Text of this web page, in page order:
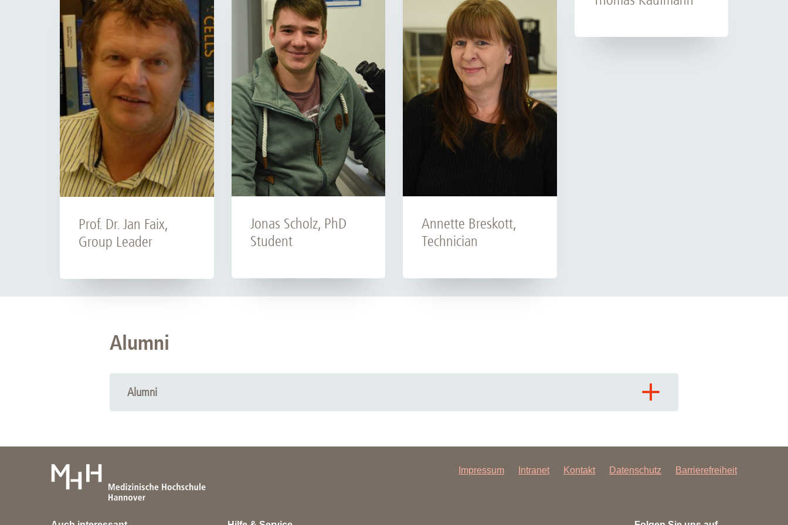
Zentrale Forschungseinrichtung Elektronenmikroskopie
Akademische Karriereentwicklung
Ansprechpersonen
Hannover Biomedical Research School (HBRS)
Für Postdoktorand:innen
Für Ärzt:innen
Forschungsdatenpolicy
Forschungsinformationssystem
Dekanin für Forschung und Transfer und
Forschungskommission
Gute wissenschaftliche Praxis
GWP-Kommission
Ombudswesen und Ombudsperson
Forschung - Wissen - Translation - Transfer
Partner:innen & Netzwerke
Für Lebenswissenschaftler:innen
Für Partner:innen & Investor:innen
Für Startups und Gründer:innen
Prof. Dr. Jan Faix,
Group Leader
Jonas Scholz, PhD
Student
Annette Breskott,
Technician
Alumni
Alumni
Stefan Brühmann
Impressum Intranet Kontakt Datenschutz Barrierefreiheit